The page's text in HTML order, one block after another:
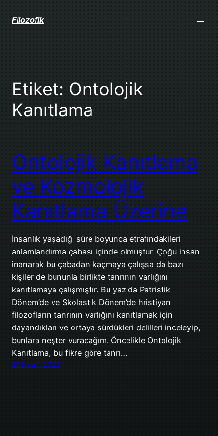
geçFilozofik
Etiket: Ontolojik
Kanıtlama
Ontolojik Kanıtlama
ve Kozmolojik
Kanıtlama Üzerine
İnsanlık yaşadığı süre boyunca etrafındakileri
anlamlandırma çabası içinde olmuştur. Çoğu insan
inanarak bu çabadan kaçmaya çalışsa da bazı
kişiler de bununla birlikte tanrının varlığını
kanıtlamaya çalışmıştır. Bu yazıda Patristik
Dönem’de ve Skolastik Dönem’de hristiyan
filozofların tanrının varlığını kanıtlamak için
dayandıkları ve ortaya sürdükleri delilleri inceleyip,
bunlara neşter vuracağım. Öncelikle Ontolojik
Kanıtlama, bu fikre göre tanrı…
27 Kasım 2023